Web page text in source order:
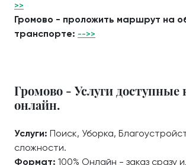
>>
Громово - проложить маршрут на
транспорте: -->>
Громово - Услуги доступные
онлайн.
Услуги: Поиск, Уборка,
сложности.
Формат: 100% Онлайн - заказ сразу